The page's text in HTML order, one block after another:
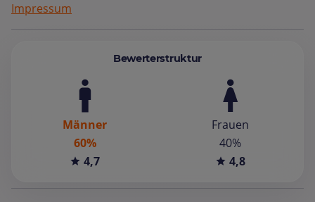
Impressum
Bewerterstruktur
Männer
60%
4,7
Frauen
40%
4,8